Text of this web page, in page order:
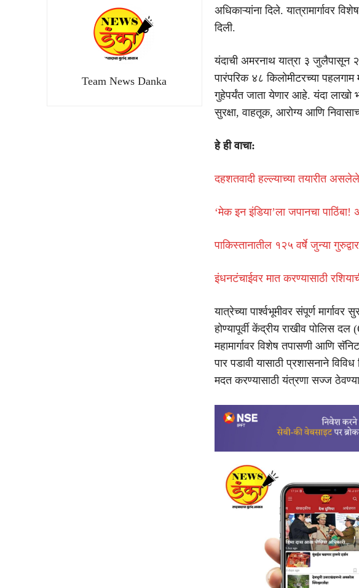
Team News Danka
अधिकाऱ्यांना दिले. यात्रामार्गावर
दिली.
यंदाची अमरनाथ यात्रा ३ जुलैपासून
पारंपरिक ४८ किलोमीटरच्या पहलगाम
गुहेपर्यंत जाता येणार आहे. यंदा लाखो
सुरक्षा, वाहतूक, आरोग्य आणि
हे ही वाचा:
दहशतवादी हल्ल्याच्या तयारीत
‘मेक इन इंडिया’ला जपानचा
पाकिस्तानातील १२५ वर्षे जुन्या
इंधनटंचाईवर मात करण्यासाठी
यात्रेच्या पार्श्वभूमीवर संपूर्ण
होण्यापूर्वी केंद्रीय राखीव पोलिस
महामार्गावर विशेष तपासणी आणि
पार पडावी यासाठी प्रशासनाने
मदत करण्यासाठी यंत्रणा सज्ज